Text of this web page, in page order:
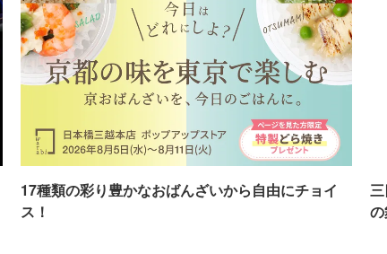
17種類の彩り豊かなおばんざいから自由にチョイ
ス！